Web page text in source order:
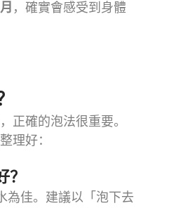
，確實會感受到身體
正確的泡法很重要。
理好：
為佳。建議以「泡下去